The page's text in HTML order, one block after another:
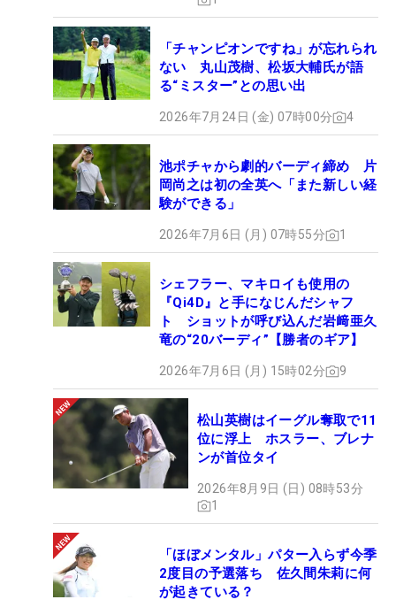
「チャンピオンですね」が忘れられ
ない 丸山茂樹、松坂大輔氏が語
る“ミスター”との思い出
2026年7月24日 (金) 07時00分 4
池ポチャから劇的バーディ締め 片
岡尚之は初の全英へ「また新しい経
験ができる」
2026年7月6日 (月) 07時55分 1
シェフラー、マキロイも使用の
『Qi4D』と手になじんだシャフ
ト ショットが呼び込んだ岩﨑亜久
竜の“20バーディ”【勝者のギア】
2026年7月6日 (月) 15時02分 9
松山英樹はイーグル奪取で11
位に浮上 ホスラー、ブレナ
ンが首位タイ
2026年8月9日 (日) 08時53分
1
「ほぼメンタル」パター入らず今季
2度目の予選落ち 佐久間朱莉に何
が起きている？